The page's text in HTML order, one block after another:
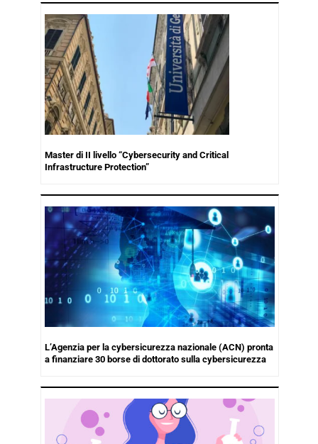
Master di II livello “Cybersecurity and Critical
Infrastructure Protection”
L’Agenzia per la cybersicurezza nazionale (ACN) pronta
a finanziare 30 borse di dottorato sulla cybersicurezza